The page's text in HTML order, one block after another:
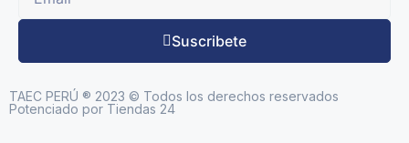
Suscribete
TAEC PERÚ ® 2023 © Todos los derechos reservados
Potenciado por Tiendas 24